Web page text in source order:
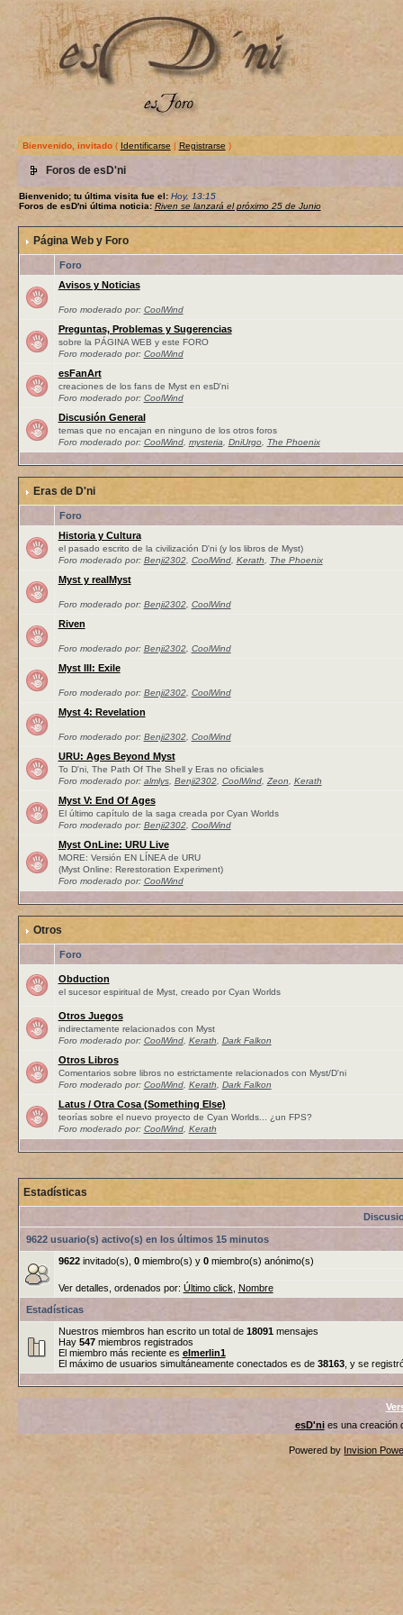
Bienvenido, invitado( Identificarse | Registrarse )
Foros de esD'ni
Bienvenido; tu última visita fue el: Hoy, 13:15
Foros de esD'ni última noticia: Riven se lanzará el próximo 25 de Junio
Página Web y Foro
Foro
Avisos y Noticias
Foro moderado por: CoolWind
Preguntas, Problemas y Sugerencias
sobre la PÁGINA WEB y este FORO
Foro moderado por: CoolWind
esFanArt
creaciones de los fans de Myst en esD'ni
Foro moderado por: CoolWind
Discusión General
temas que no encajan en ninguno de los otros foros
Foro moderado por: CoolWind, mysteria DniUrgo, The Phoenix
Eras de D'ni
Foro
Historia y Cultura
el pasado escrito de la civilización D'ni (y los libros de Myst)
Foro moderado por: Benji2302, CoolWind, Kerath The Phoenix
Myst y realMyst
Foro moderado por: Benji2302, CoolWind
Riven
Foro moderado por: Benji2302, CoolWind
Myst III: Exile
Foro moderado por: Benji2302, CoolWind
Myst 4: Revelation
Foro moderado por: Benji2302, CoolWind
URU: Ages Beyond Myst
To D'ni, The Path Of The Shell y Eras no oficiales
Foro moderado por: almlys, Benji2302, CoolWind, Zeon Kerath
Myst V: End Of Ages
El último capítulo de la saga creada por Cyan Worlds
Foro moderado por: Benji2302, CoolWind
Myst OnLine: URU Live
MORE: Versión EN LÍNEA de URU
(Myst Online: Rerestoration Experiment)
Foro moderado por: CoolWind
Otros
Foro
Obduction
el sucesor espiritual de Myst, creado por Cyan Worlds
Otros Juegos
indirectamente relacionados con Myst
Foro moderado por: CoolWind, Kerath Dark Falkon
Otros Libros
Comentarios sobre libros no estrictamente relacionados con Myst/D'ni
Foro moderado por: CoolWind, Kerath Dark Falkon
Latus / Otra Cosa (Something Else)
teorías sobre el nuevo proyecto de Cyan Worlds... ¿un FPS?
Foro moderado por: CoolWind, Kerath
Estadísticas
9622 usuario(s) activo(s) en los últimos 15 minutos
9622invitado(s), 0miembro(s) y 0miembro(s) anónimo(s)
Ver detalles, ordenados por: Último click
Nombre
Estadísticas
Nuestros miembros han escrito un total de 18091mensajes
Hay 547miembros registrados
El miembro más reciente es elmerlin1
El máximo de usuarios simultáneamente conectados es de 38163, y se
esD'nies una creación
Powered by Invision